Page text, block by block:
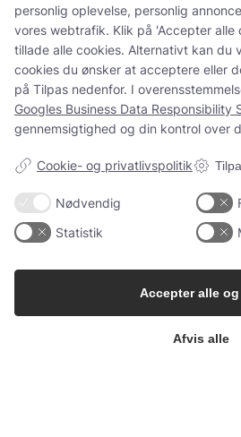
Kundeservice
Du kan kontakte os her:
info@champagnekaelderen.dk
Information
Nørre Søgade 21, 1370 København
personlig oplevelse, personlig
vores webtrafik. Klik på 'Accepter alle
tillade alle cookies. Alternativt kan du
du ønsker at acceptere eller deaktivere
nedenfor. I overensstemmelse med
Business Data Responsibility Sitesikrer
din kontrol over dine data.
Cookie- og privatlivspolitik Tilpas
Nødvendig
Statistik
Afvis alle
Accepter alle